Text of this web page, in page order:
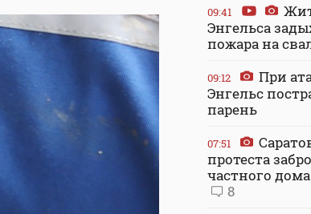
09:41
Энгельса
пожара на
09:12
При
Энгельс
парень
07:51
протеста
частного
8